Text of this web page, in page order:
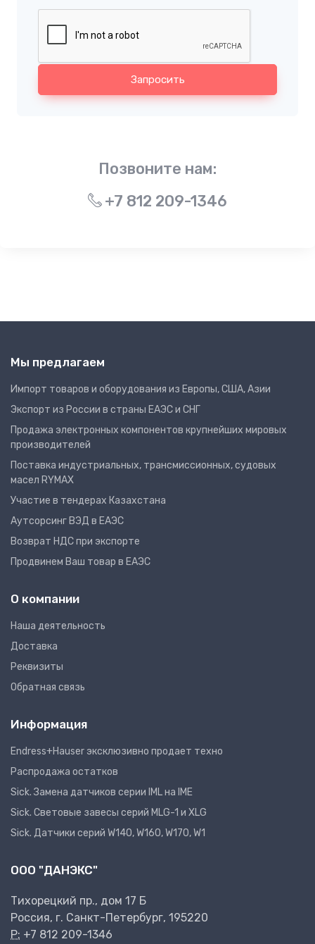
Запросить
Позвоните нам:
+7 812 209-1346
Мы предлагаем
Импорт товаров и оборудования из Европы, США, Азии
Экспорт из России в страны ЕАЭС и СНГ
Продажа электронных компонентов крупнейших мировых
производителей
Поставка индустриальных, трансмиссионных, судовых
масел RYMAX
Участие в тендерах Казахстана
Аутсорсинг ВЭД в ЕАЭС
Возврат НДС при экспорте
Продвинем Ваш товар в ЕАЭС
О компании
Наша деятельность
Доставка
Реквизиты
Обратная связь
Информация
Endress+Hauser эксклюзивно продает техно
Распродажа остатков
Sick. Замена датчиков серии IML на IME
Sick. Световые завесы серий MLG-1 и XLG
Sick. Датчики серий W140, W160, W170, W1
ООО "ДАНЭКС"
Тихорецкий пр., дом 17 Б
Россия, г. Санкт-Петербург, 195220
P: +7 812 209-1346